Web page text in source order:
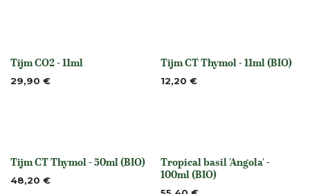
None
Tijm CO2 - 11ml
29,90 € None
Tijm CT Thymol - 11ml (BIO)
12,20 €
None
Tijm CT Thymol - 50ml (BIO)
48,20 € None
Tropical basil 'Angola' -
100ml (BIO)